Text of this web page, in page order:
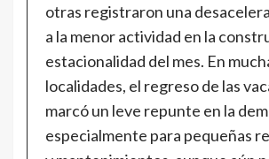
otras registraron una
a la menor actividad en la
estacionalidad del mes. En
localidades, el regreso de las
marcó un leve repunte en la
especialmente para pequeñas